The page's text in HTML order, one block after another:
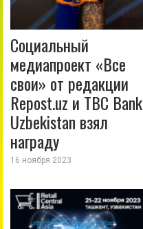
Социальный
медиапроект «Все
свои» от редакции
Repost.uz и TBC Bank
Uzbekistan взял
награду
16 ноября 2023